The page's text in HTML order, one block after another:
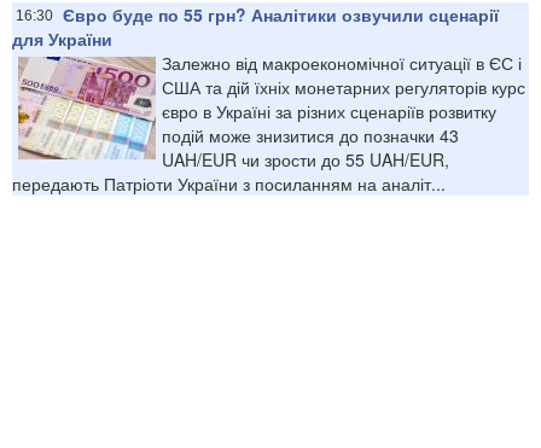
16:30 Євро буде по 55 грн? Аналітики озвучили сценарії
для України
Залежно від макроекономічної ситуації в ЄС і
США та дій їхніх монетарних регуляторів курс
євро в Україні за різних сценаріїв розвитку
подій може знизитися до позначки 43
UAH/EUR чи зрости до 55 UAH/EUR,
передають Патріоти України з посиланням на аналіт...